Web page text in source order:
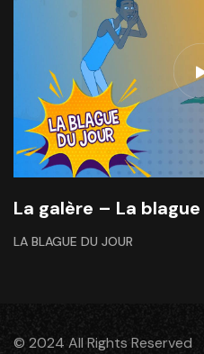
La galère – La
LA BLAGUE DU JOUR
© 2024 All Rights Reserved